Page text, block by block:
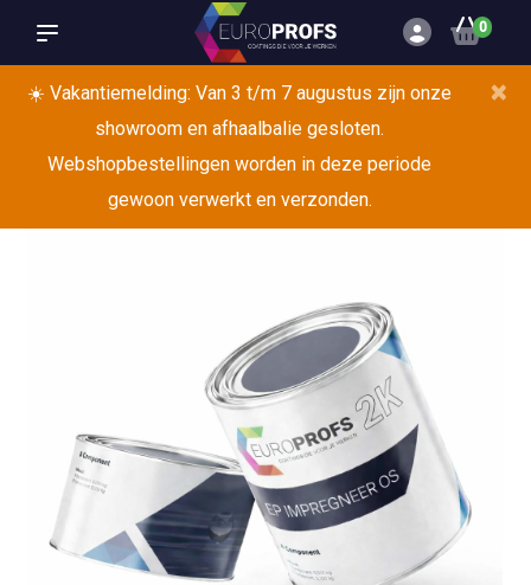
0
☀️ Vakantiemelding: Van 3 t/m 7 augustus zijn onze
showroom en afhaalbalie gesloten.
Webshopbestellingen worden in deze periode
gewoon verwerkt en verzonden.
×